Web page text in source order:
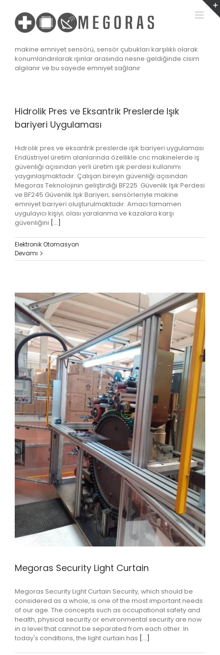
content
makine emniyet sensörü, sensör çubukları karşılıklı olarak
konumlandırılarak ışınlar arasında nesne geldiğinde cisim
algılanır ve bu sayede emniyet sağlanır
Hidrolik Pres ve Eksantrik Preslerde Işık
bariyeri Uygulaması
Hidrolik pres ve eksantrik preslerde ışık bariyeri uygulaması
Endüstriyel üretim alanlarında özellikle cnc makinelerde iş
güvenliği açısından yerli üretim ışık perdesi kullanımı
yaygınlaşmaktadır. Çalışan bireyin güvenliği açısından
Megoras Teknolojinin geliştirdiği BF225 Güvenlik Işık Perdesi
ve BF245 Güvenlik Işık Bariyeri; sensörleriyle makine
emniyet bariyeri oluşturulmaktadır. Amacı tamamen
uygulayıcı kişiyi; olası yaralanma ve kazalara karşı
güvenliğini [...]
Elektronik Otomasyon
Devamı
Megoras Security Light Curtain
Megoras Security Light Curtain Security, which should be
considered as a whole, is one of the most important needs
of our age. The concepts such as occupational safety and
health, physical security or environmental security are now
in a level that cannot be separated from each other. In
today's conditions, the light curtain has [...]